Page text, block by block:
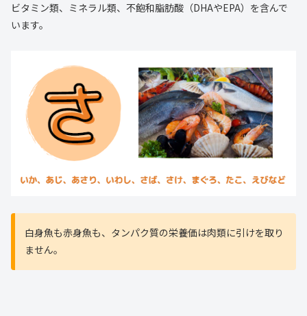
ビタミン類、ミネラル類、不飽和脂肪酸（DHAやEPA）を含んで
います。
白身魚も赤身魚も、タンパク質の栄養価は肉類に引けを取り
ません。